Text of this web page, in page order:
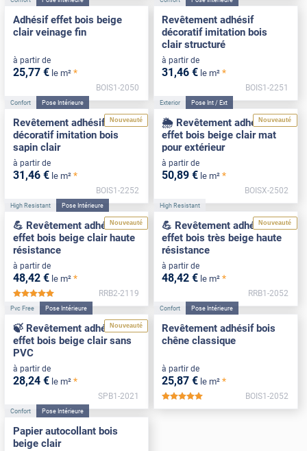
Adhésif effet bois beige
clair veinage fin
à partir de
25,77 € le m² *
BOIS1-2050
Revêtement adhésif
décoratif imitation bois
clair structuré
à partir de
31,46 € le m² *
BOIS1-2251
Nouveauté
Confort Pose Intérieure
Revêtement adhésif
décoratif imitation bois
sapin clair
à partir de
31,46 € le m² *
BOIS1-2252
Nouveauté
Exterior Pose Int / Ext
🌦️ Revêtement adhésif
effet bois beige clair mat
pour extérieur
à partir de
50,89 € le m² *
BOISX-2502
Nouveauté
High Resistant Pose Intérieure
💪 Revêtement adhésif
effet bois beige clair haute
résistance
à partir de
48,42 € le m² *
*****
RRB2-2119
Nouveauté
High Resistant
💪 Revêtement adhésif
effet bois très beige haute
résistance
à partir de
48,42 € le m² *
RRB1-2052
Nouveauté
Pvc Free Pose Intérieure
🍃 Revêtement adhésif
effet bois beige clair sans
PVC
à partir de
28,24 € le m² *
SPB1-2021
Confort Pose Intérieure
Revêtement adhésif bois
chêne classique
à partir de
25,87 € le m² *
BOIS1-2052
Confort Pose Intérieure
Papier autocollant bois
beige clair